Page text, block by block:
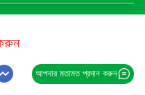
আপনার মতামত প্রদান করুন